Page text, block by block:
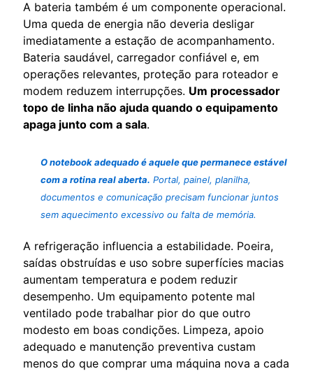
A bateria também é um componente operacional.
Uma queda de energia não deveria desligar
imediatamente a estação de acompanhamento.
Bateria saudável, carregador confiável e, em
operações relevantes, proteção para roteador e
modem reduzem interrupções. Um processador
topo de linha não ajuda quando o equipamento
apaga junto com a sala.
O notebook adequado é aquele que permanece estável
com a rotina real aberta. Portal, painel, planilha,
documentos e comunicação precisam funcionar juntos
sem aquecimento excessivo ou falta de memória.
A refrigeração influencia a estabilidade. Poeira,
saídas obstruídas e uso sobre superfícies macias
aumentam temperatura e podem reduzir
desempenho. Um equipamento potente mal
ventilado pode trabalhar pior do que outro
modesto em boas condições. Limpeza, apoio
adequado e manutenção preventiva custam
menos do que comprar uma máquina nova a cada